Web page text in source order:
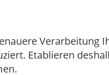
Verarbeitung
Etablieren